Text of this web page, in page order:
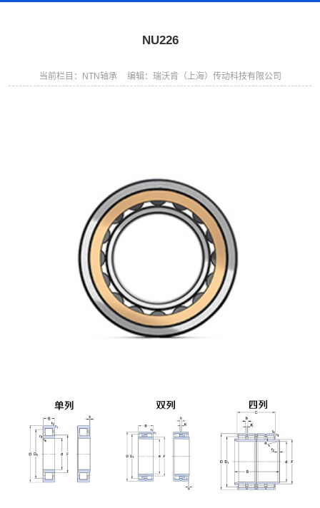
NU226
当前栏目：NTN轴承 编辑：瑞沃肯（上海）传动科技有限公司